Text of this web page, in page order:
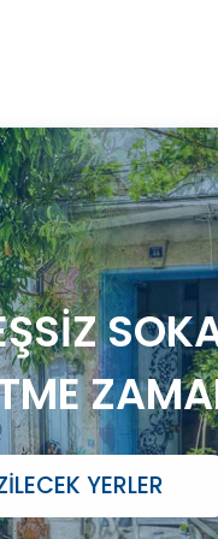
YERLER